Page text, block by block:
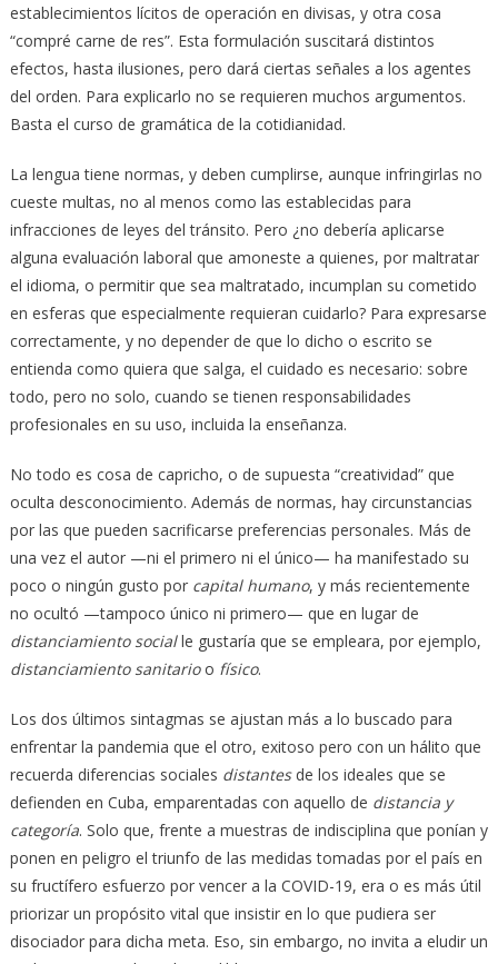
establecimientos lícitos de operación en divisas, y otra cosa
“compré carne de res”. Esta formulación suscitará distintos
efectos, hasta ilusiones, pero dará ciertas señales a los agentes
del orden. Para explicarlo no se requieren muchos argumentos.
Basta el curso de gramática de la cotidianidad.
La lengua tiene normas, y deben cumplirse, aunque infringirlas no
cueste multas, no al menos como las establecidas para
infracciones de leyes del tránsito. Pero ¿no debería aplicarse
alguna evaluación laboral que amoneste a quienes, por maltratar
el idioma, o permitir que sea maltratado, incumplan su cometido
en esferas que especialmente requieran cuidarlo? Para expresarse
correctamente, y no depender de que lo dicho o escrito se
entienda como quiera que salga, el cuidado es necesario: sobre
todo, pero no solo, cuando se tienen responsabilidades
profesionales en su uso, incluida la enseñanza.
No todo es cosa de capricho, o de supuesta “creatividad” que
oculta desconocimiento. Además de normas, hay circunstancias
por las que pueden sacrificarse preferencias personales. Más de
una vez el autor —ni el primero ni el único— ha manifestado su
poco o ningún gusto por capital humano, y más recientemente
no ocultó —tampoco único ni primero— que en lugar de
distanciamiento socialle gustaría que se empleara, por ejemplo,
distanciamiento sanitarioo físico.
Los dos últimos sintagmas se ajustan más a lo buscado para
enfrentar la pandemia que el otro, exitoso pero con un hálito que
recuerda diferencias sociales distantesde los ideales que se
defienden en Cuba, emparentadas con aquello de distancia y
categoría. Solo que, frente a muestras de indisciplina que ponían y
ponen en peligro el triunfo de las medidas tomadas por el país en
su fructífero esfuerzo por vencer a la COVID-19, era o es más útil
priorizar un propósito vital que insistir en lo que pudiera ser
disociador para dicha meta. Eso, sin embargo, no invita a eludir un